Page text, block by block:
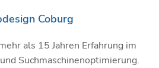
Coburg
als 15 Jahren Erfahrung im
Suchmaschinenoptimierung.